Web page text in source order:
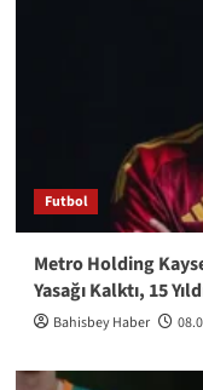
Futbol
Metro Holding
Yasağı Kalktı, 15
Bahisbey Haber